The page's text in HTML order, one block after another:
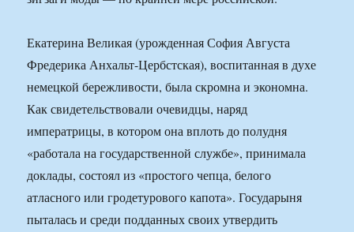
Екатерина Великая (урожденная София Августа
Фредерика Анхальт-Цербстская), воспитанная в духе
немецкой бережливости, была скромна и экономна.
Как свидетельствовали очевидцы, наряд
императрицы, в котором она вплоть до полудня
«работала на государственной службе», принимала
доклады, состоял из «простого чепца, белого
атласного или гродетурового капота». Государыня
пыталась и среди подданных своих утвердить